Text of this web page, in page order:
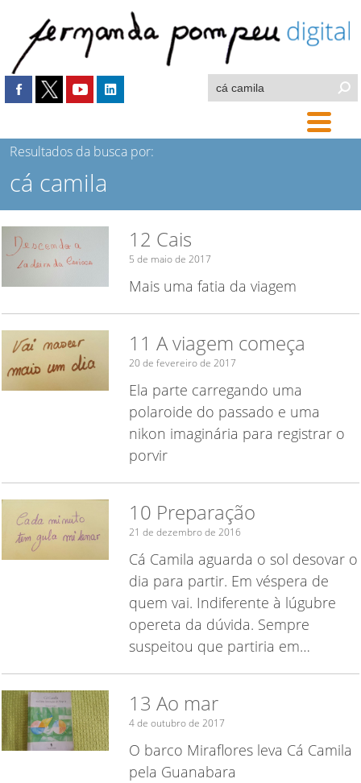
Resultados da busca por:
cá camila
12 Cais
5 de maio de 2017
Mais uma fatia da viagem
11 A viagem começa
20 de fevereiro de 2017
Ela parte carregando uma
polaroide do passado e uma
nikon imaginária para registrar o
porvir
10 Preparação
21 de dezembro de 2016
Cá Camila aguarda o sol desovar o
dia para partir. Em véspera de
quem vai. Indiferente à lúgubre
opereta da dúvida. Sempre
suspeitou que partiria em…
13 Ao mar
4 de outubro de 2017
O barco Miraflores leva Cá Camila
pela Guanabara